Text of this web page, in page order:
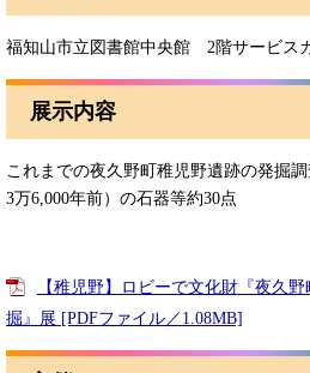
福知山市立図書館中央館 2階サービス
展示内容
これまでの夜久野町稚児野遺跡の発掘
3万6,000年前）の石器等約30点
【稚児野】ロビーで文化財『夜久
掘』展 [PDFファイル／1.08MB]